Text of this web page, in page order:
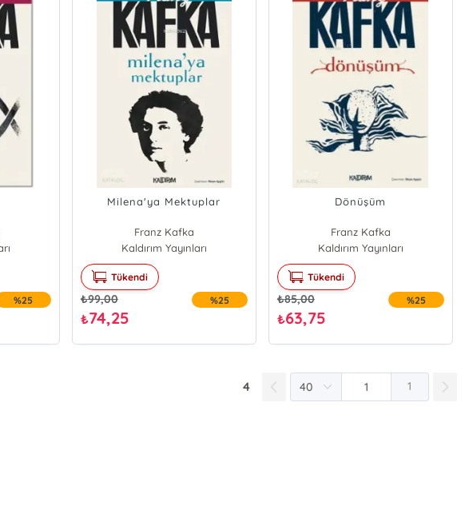
%25
Milena'ya Mektuplar
Franz Kafka
Kaldırım Yayınları
Tükendi
₺99,00
₺74,25
%25
Dönüşüm
Franz Kafka
Kaldırım Yayınları
Tükendi
₺85,00
₺63,75
%25
4 1